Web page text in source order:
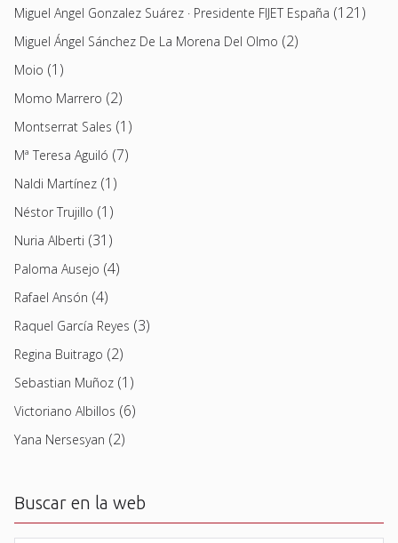
Miguel Angel Gonzalez Suárez · Presidente FIJET España (121)
Miguel Ángel Sánchez De La Morena Del Olmo (2)
Moio (1)
Momo Marrero (2)
Montserrat Sales (1)
Mª Teresa Aguiló (7)
Naldi Martínez (1)
Néstor Trujillo (1)
Nuria Alberti (31)
Paloma Ausejo (4)
Rafael Ansón (4)
Raquel García Reyes (3)
Regina Buitrago (2)
Sebastian Muñoz (1)
Victoriano Albillos (6)
Yana Nersesyan (2)
Buscar en la web